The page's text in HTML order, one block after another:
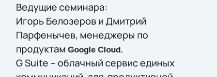
Ведущие семинара:
Игорь Белозеров и Дмитрий
Парфенычев, менеджеры по
продуктам Google Cloud.
G Suite – облачный сервис единых